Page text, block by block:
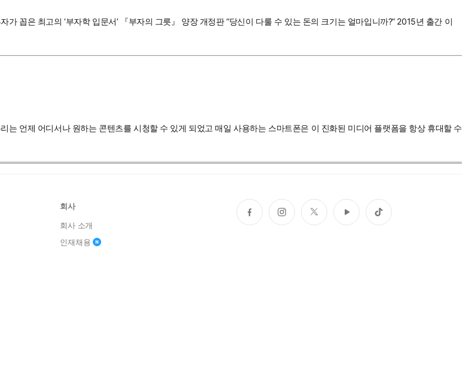
꼽은 최고의 ‘부자학 입문서’ 『부자의 그릇』 양장 개정판 “당신이 다룰 수 있는 돈의 크기는 얼마입니까?” 2015년 출간 이
언제 어디서나 원하는 콘텐츠를 시청할 수 있게 되었고 매일 사용하는 스마트폰은 이 진화된 미디어 플랫폼을 항상 휴대할 수
회사
회사 소개
인재채용
페
이
인
스
트
위
유
튜
틱
톡